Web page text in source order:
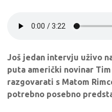
Još jedan intervju uživo
puta američki novinar
razgovarati s Matom
potrebno posebno